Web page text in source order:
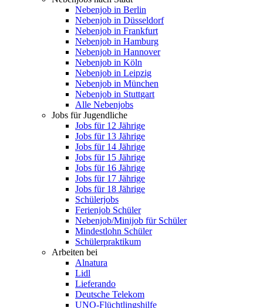
Nebenjob in Berlin
Nebenjob in Düsseldorf
Nebenjob in Frankfurt
Nebenjob in Hamburg
Nebenjob in Hannover
Nebenjob in Köln
Nebenjob in Leipzig
Nebenjob in München
Nebenjob in Stuttgart
Alle Nebenjobs
Jobs für Jugendliche
Jobs für 12 Jährige
Jobs für 13 Jährige
Jobs für 14 Jährige
Jobs für 15 Jährige
Jobs für 16 Jährige
Jobs für 17 Jährige
Jobs für 18 Jährige
Schülerjobs
Ferienjob Schüler
Nebenjob/Minijob für Schüler
Mindestlohn Schüler
Schülerpraktikum
Arbeiten bei
Alnatura
Lidl
Lieferando
Deutsche Telekom
UNO-Flüchtlingshilfe